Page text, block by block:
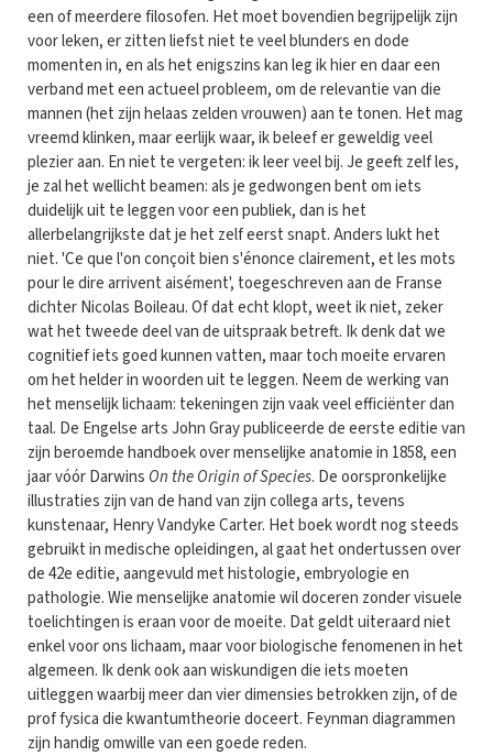
een of meerdere filosofen. Het moet bovendien begrijpelijk zijn
voor leken, er zitten liefst niet te veel blunders en dode
momenten in, en als het enigszins kan leg ik hier en daar een
verband met een actueel probleem, om de relevantie van die
mannen (het zijn helaas zelden vrouwen) aan te tonen. Het mag
vreemd klinken, maar eerlijk waar, ik beleef er geweldig veel
plezier aan. En niet te vergeten: ik leer veel bij. Je geeft zelf les,
je zal het wellicht beamen: als je gedwongen bent om iets
duidelijk uit te leggen voor een publiek, dan is het
allerbelangrijkste dat je het zelf eerst snapt. Anders lukt het
niet. 'Ce que l'on conçoit bien s'énonce clairement, et les mots
pour le dire arrivent aisément', toegeschreven aan de Franse
dichter Nicolas Boileau. Of dat echt klopt, weet ik niet, zeker
wat het tweede deel van de uitspraak betreft. Ik denk dat we
cognitief iets goed kunnen vatten, maar toch moeite ervaren
om het helder in woorden uit te leggen. Neem de werking van
het menselijk lichaam: tekeningen zijn vaak veel efficiënter dan
taal. De Engelse arts John Gray publiceerde de eerste editie van
zijn beroemde handboek over menselijke anatomie in 1858, een
jaar vóór Darwins On the Origin of Species. De oorspronkelijke
illustraties zijn van de hand van zijn collega arts, tevens
kunstenaar, Henry Vandyke Carter. Het boek wordt nog steeds
gebruikt in medische opleidingen, al gaat het ondertussen over
de 42e editie, aangevuld met histologie, embryologie en
pathologie. Wie menselijke anatomie wil doceren zonder visuele
toelichtingen is eraan voor de moeite. Dat geldt uiteraard niet
enkel voor ons lichaam, maar voor biologische fenomenen in het
algemeen. Ik denk ook aan wiskundigen die iets moeten
uitleggen waarbij meer dan vier dimensies betrokken zijn, of de
prof fysica die kwantumtheorie doceert. Feynman diagrammen
zijn handig omwille van een goede reden.